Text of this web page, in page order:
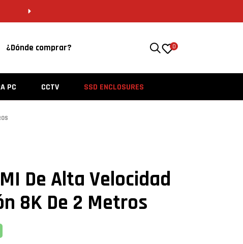
55 5646 8201 | VERACRUZ 229 956 4562
¿Dónde comprar? 0
PC CCTV SSD ENCLOSURES
De Alta Velocidad
8K De 2 Metros